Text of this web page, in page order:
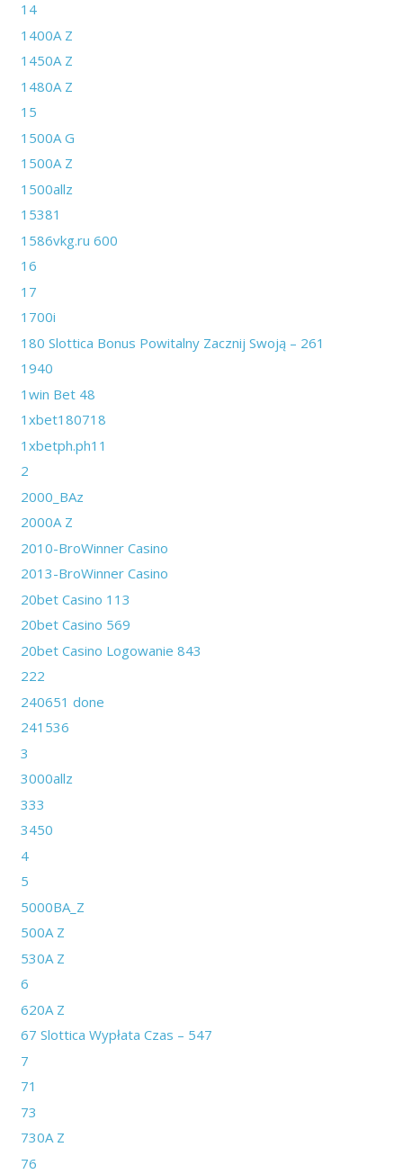
14
1400A Z
1450A Z
1480A Z
15
1500A G
1500A Z
1500allz
15381
1586vkg.ru 600
16
17
1700i
180 Slottica Bonus Powitalny Zacznij Swoją – 261
1940
1win Bet 48
1xbet180718
1xbetph.ph11
2
2000_BAz
2000A Z
2010-BroWinner Casino
2013-BroWinner Casino
20bet Casino 113
20bet Casino 569
20bet Casino Logowanie 843
222
240651 done
241536
3
3000allz
333
3450
4
5
5000BA_Z
500A Z
530A Z
6
620A Z
67 Slottica Wypłata Czas – 547
7
71
73
730A Z
76